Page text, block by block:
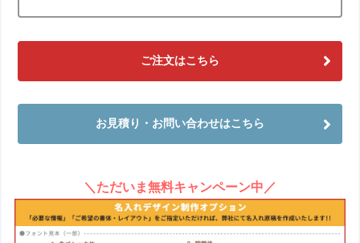
ご注文はこちら
お見積り・お問い合わせはこちら
＼ただいま無料キャンペーン中／